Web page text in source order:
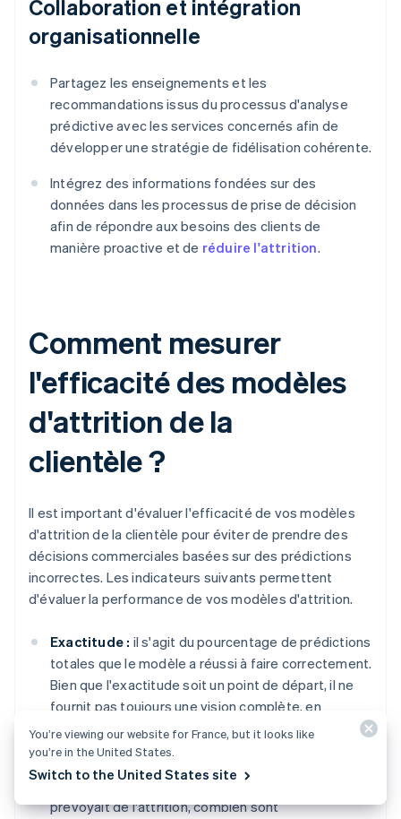
Collaboration et intégration
organisationnelle
Partagez les enseignements et les
recommandations issus du processus d'analyse
prédictive avec les services concernés afin de
développer une stratégie de fidélisation cohérente.
Intégrez des informations fondées sur des
données dans les processus de prise de décision
afin de répondre aux besoins des clients de
manière proactive et de réduire l'attrition.
Comment mesurer
l'efficacité des modèles
d'attrition de la
clientèle ?
Il est important d'évaluer l'efficacité de vos modèles
d'attrition de la clientèle pour éviter de prendre des
décisions commerciales basées sur des prédictions
incorrectes. Les indicateurs suivants permettent
d'évaluer la performance de vos modèles d'attrition.
Exactitude : il s'agit du pourcentage de prédictions
totales que le modèle a réussi à faire correctement.
Bien que l'exactitude soit un point de départ, il ne
fournit pas toujours une vision complète, en
particulier lorsque le nombre de clients perdus et
de clients retenus est déséquilibré.
Précision : parmi les clients dont le modèle
prévoyait de l'attrition, combien sont
You’re viewing our website for France, but it looks like
you’re in the United States.
Switch to the United States site